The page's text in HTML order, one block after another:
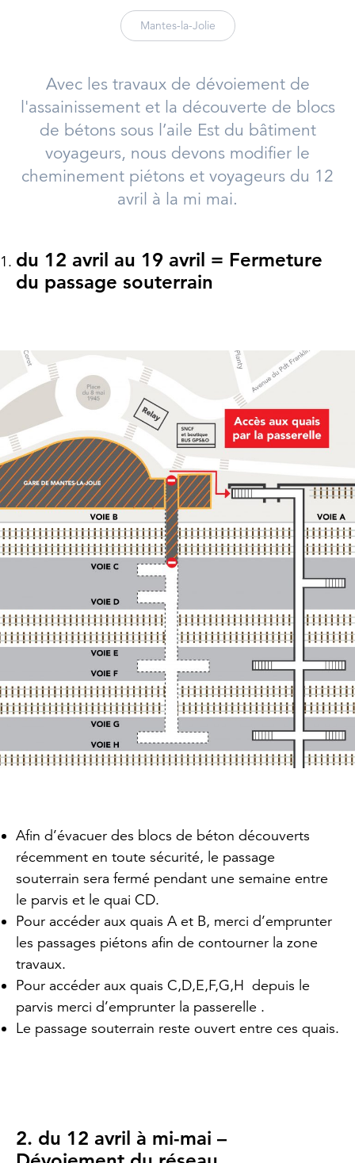
Mantes-la-Jolie
Avec les travaux de dévoiement de
l'assainissement et la découverte de blocs
de bétons sous l’aile Est du bâtiment
voyageurs, nous devons modifier le
cheminement piétons et voyageurs du 12
avril à la mi mai.
du 12 avril au 19 avril = Fermeture
du passage souterrain
Afin d’évacuer des blocs de béton découverts
récemment en toute sécurité, le passage
souterrain sera fermé pendant une semaine entre
le parvis et le quai CD.
Pour accéder aux quais A et B, merci d’emprunter
les passages piétons afin de contourner la zone
travaux.
Pour accéder aux quais C,D,E,F,G,H depuis le
parvis merci d’emprunter la passerelle .
Le passage souterrain reste ouvert entre ces quais.
2. du 12 avril à mi-mai –